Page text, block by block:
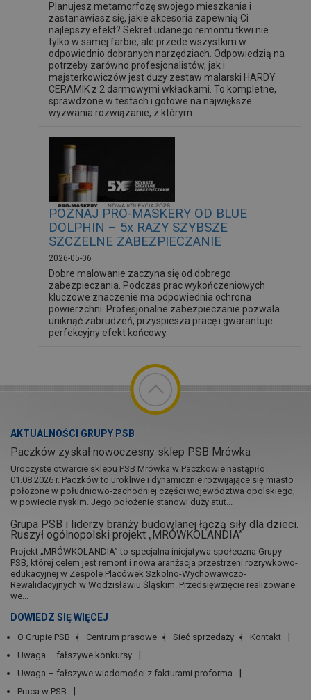
Planujesz metamorfozę swojego mieszkania i
zastanawiasz się, jakie akcesoria zapewnią Ci
najlepszy efekt? Sekret udanego remontu tkwi nie
tylko w samej farbie, ale przede wszystkim w
odpowiednio dobranych narzędziach. Odpowiedzią na
potrzeby zarówno profesjonalistów, jak i
majsterkowiczów jest duży zestaw malarski HARDY
CERAMIK z 2 darmowymi wkładkami. To kompletne,
sprawdzone w testach i gotowe na największe
wyzwania rozwiązanie, z którym...
POZNAJ PRO-MASKERY OD BLUE
DOLPHIN – 5x RAZY SZYBSZE
SZCZELNE ZABEZPIECZANIE
2026-05-06
Dobre malowanie zaczyna się od dobrego
zabezpieczania. Podczas prac wykończeniowych
kluczowe znaczenie ma odpowiednia ochrona
powierzchni. Profesjonalne zabezpieczanie pozwala
uniknąć zabrudzeń, przyspiesza pracę i gwarantuje
perfekcyjny efekt końcowy.
AKTUALNOŚCI GRUPY PSB
Paczków zyskał nowoczesny sklep PSB Mrówka
Uroczyste otwarcie sklepu PSB Mrówka w Paczkowie nastąpiło
01.08.2026 r. Paczków to urokliwe i dynamicznie rozwijające się miasto
położone w południowo-zachodniej części województwa opolskiego,
w powiecie nyskim. Jego położenie stanowi duży atut...
Grupa PSB i liderzy branży budowlanej łączą siły dla dzieci.
Ruszył ogólnopolski projekt „MRÓWKOLANDIA”
Projekt „MRÓWKOLANDIA” to specjalna inicjatywa społeczna Grupy
PSB, której celem jest remont i nowa aranżacja przestrzeni rozrywkowo-
edukacyjnej w Zespole Placówek Szkolno-Wychowawczo-
Rewalidacyjnych w Wodzisławiu Śląskim. Przedsięwzięcie realizowane
we...
DOWIEDZ SIĘ WIĘCEJ
O Grupie PSB Centrum prasowe Sieć sprzedaży
Kontakt
Uwaga – fałszywe konkursy
Uwaga – fałszywe wiadomości z fakturami proforma
Praca w PSB